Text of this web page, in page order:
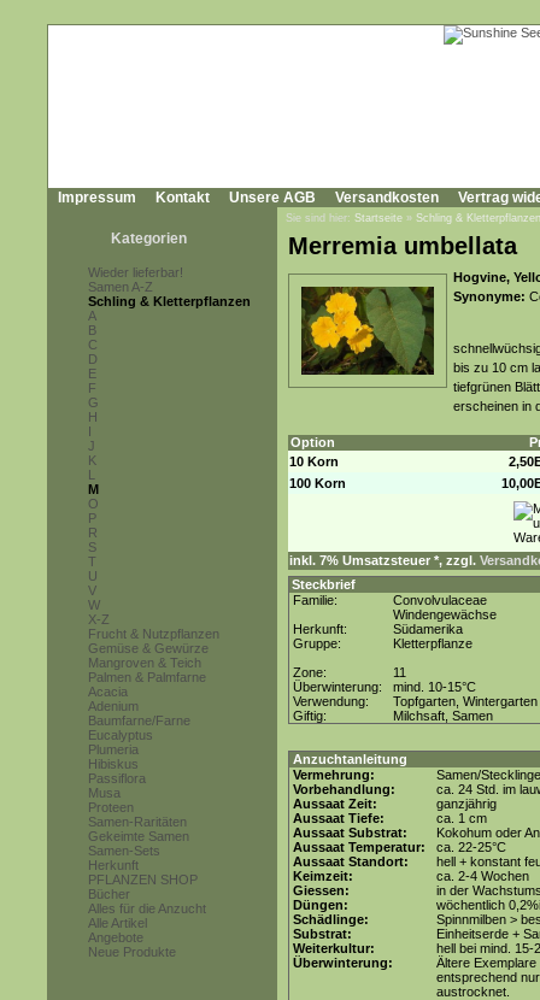
Impressum Kontakt Unsere AGB Versandkosten Vertrag
Kategorien
Wieder lieferbar!
Samen A-Z
Schling & Kletterpflanzen
A
B
C
D
E
F
G
H
I
J
K
L
M
O
P
R
S
T
U
V
W
X-Z
Frucht & Nutzpflanzen
Gemüse & Gewürze
Mangroven & Teich
Palmen & Palmfarne
Acacia
Adenium
Baumfarne/Farne
Eucalyptus
Plumeria
Hibiskus
Passiflora
Musa
Proteen
Samen-Raritäten
Gekeimte Samen
Samen-Sets
Herkunft
PFLANZEN SHOP
Bücher
Alles für die Anzucht
Alle Artikel
Angebote
Neue Produkte
Sie sind hier: Startseite » Schling & Kletterpflanzen
Merremia umbellata
Hogvine,
Synonyme:
bis zu 10 cm
tiefgrünen
erscheinen in
Option
10 Korn
100 Korn
inkl. 7% Umsatzsteuer *, zzgl.
Steckbrief
Familie:
Convolvulaceae
Windengewächse
Herkunft:
Südamerika
Gruppe:
Kletterpflanze
Zone:
11
Überwinterung:
mind. 10-15°C
Verwendung:
Topfgarten, Wintergarten
Giftig:
Milchsaft, Samen
Anzuchtanleitung
Vermehrung:
Samen/Stecklinge
Vorbehandlung:
ca. 24 Std. im
Aussaat Zeit:
ganzjährig
Aussaat Tiefe:
ca. 1 cm
Aussaat Substrat:
Kokohum oder
Aussaat Temperatur:
ca. 22-25°C
Aussaat Standort:
hell + konstant
Keimzeit:
ca. 2-4 Wochen
Giessen:
in der
Düngen:
wöchentlich
Schädlinge:
Spinnmilben >
Substrat:
Einheitserde +
Weiterkultur:
hell bei mind. 15-
Überwinterung:
Ältere
entsprechend
austrocknet.